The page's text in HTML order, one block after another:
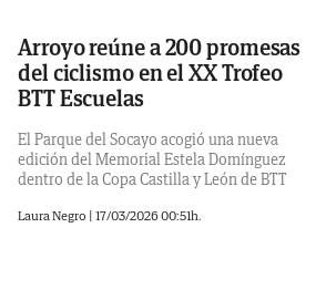
Arroyo reúne a 200 promesas
del ciclismo en el XX Trofeo
BTT Escuelas
El Parque del Socayo acogió una nueva
edición del Memorial Estela Domínguez
dentro de la Copa Castilla y León de BTT
Laura Negro | 17/03/2026 00:51h.